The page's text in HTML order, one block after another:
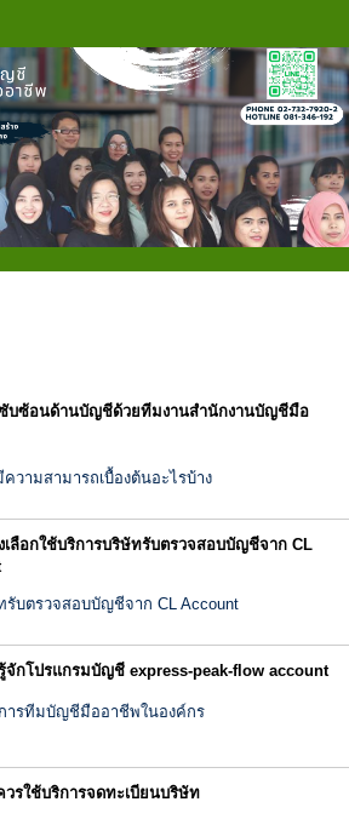
บซ้อนด้านบัญชีด้วยทีมงานสำนักงานบัญชีมือ
วามสามารถเบื้องต้นอะไรบ้าง
เลือกใช้บริการบริษัทรับตรวจสอบบัญชีจาก CL
รับตรวจสอบบัญชีจาก CL Account
จักโปรแกรมบัญชี express-peak-flow account
ารทีมบัญชีมืออาชีพในองค์กร
วรใช้บริการจดทะเบียนบริษัท